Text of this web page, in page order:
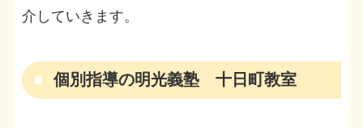
介していきます。
個別指導の明光義塾 十日町教室